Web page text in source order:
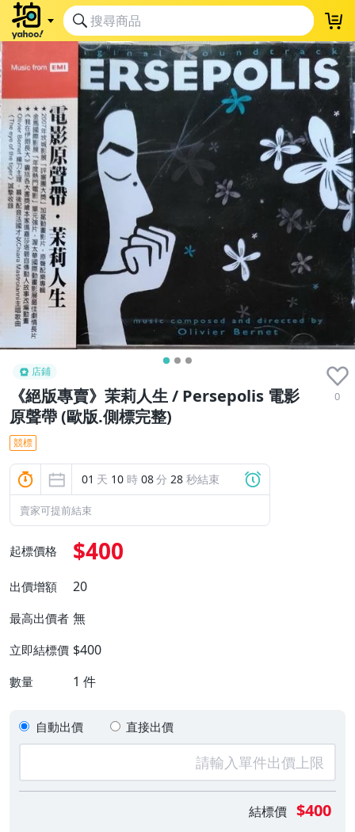
店鋪
《絕版專賣》茉莉人生 / Persepolis 電影
原聲帶 (歐版.側標完整)
0
競標
01 天 10 時 08分 27 秒結束
賣家可提前結束
起標價格 $400
出價增額 20
最高出價者 無
立即結標價 $400
數量 1 件
自動出價 直接出價
結標價 $400